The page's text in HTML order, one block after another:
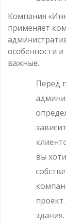
Компания
применяет
особенности
важные.
Перед
вы
проект